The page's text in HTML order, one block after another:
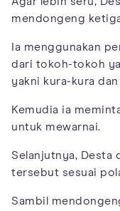
mendongeng
Ia menggunakan
dari tokoh-tokoh
yakni kura-kura
Kemudia ia
untuk mewarnai.
Selanjutnya, Desta
tersebut sesuai
Sambil